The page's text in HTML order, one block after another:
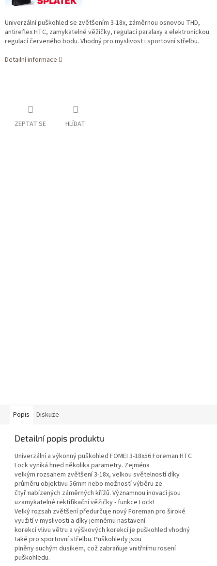
Univerzální puškohled se zvětšením 3-18x, záměrnou osnovou THD,
antireflex HTC, zamykatelné věžičky, regulací paralaxy a elektronickou
regulací červeného bodu. Vhodný pro myslivost i sportovní střelbu.
Detailní informace
ZEPTAT SE HLÍDAT
Popis Diskuze
Detailní popis produktu
Univerzální a výkonný puškohled FOMEI 3-18x56 Foreman HTC
Lock vyniká hned několika parametry. Zejména
velkým rozsahem zvětšení 3-18x, velkou světelností díky
průměru objektivu 56mm nebo možností výběru ze
čtyř nabízených záměrných křížů. Významnou inovací jsou
uzamykatelné rektifikační věžičky - funkce Lock!
Velký rozsah zvětšení předurčuje nový Foreman pro široké
využití v myslivosti a díky jemnému nastavení
korekcí vlivu větru a výškových korekcí je puškohled vhodný
také pro sportovní střelbu. Puškohledy jsou
plněny suchým dusíkem, což zabraňuje vnitřnímu rosení
puškohledu.